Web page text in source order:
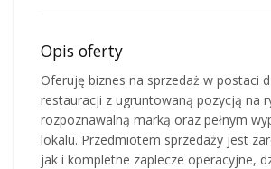
Opis oferty
Oferuję biznes na sprzedaż w postaci
restauracji z ugruntowaną pozycją na
rozpoznawalną marką oraz pełnym
lokalu. Przedmiotem sprzedaży jest
jak i kompletne zaplecze operacyjne,